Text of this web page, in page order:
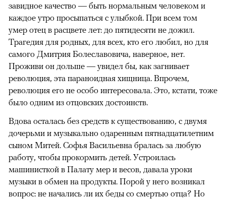
завидное качество — быть нормальным человеком и
каждое утро просыпаться с улыбкой. При всем том
умер отец в расцвете лет: до пятидесяти не дожил.
Трагедия для родных, для всех, кто его любил, но для
самого Дмитрия Болеславовича, наверное, нет.
Проживи он дольше — увидел бы, как загнивает
революция, эта параноидная хищница. Впрочем,
революция его не особо интересовала. Это, кстати, тоже
было одним из отцовских достоинств.
Вдова осталась без средств к существованию, с двумя
дочерьми и музыкально одаренным пятнадцатилетним
сыном Митей. Софья Васильевна бралась за любую
работу, чтобы прокормить детей. Устроилась
машинисткой в Палату мер и весов, давала уроки
музыки в обмен на продукты. Порой у него возникал
вопрос: не начались ли их беды со смертью отца? Но